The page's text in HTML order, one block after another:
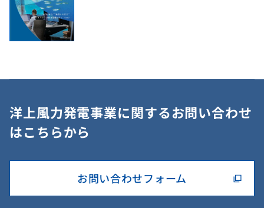
洋上風力発電事業に関するお問い合わせ
はこちらから
お問い合わせフォーム